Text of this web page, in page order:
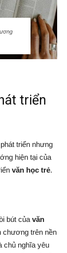
triển
triển nhưng
hiện tại của
văn học trẻ.
bút của văn
chương trên nền
chủ nghĩa yêu